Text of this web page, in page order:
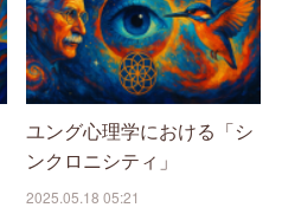
ユング心理学における「シ
ンクロニシティ」
2025.05.18 05:21